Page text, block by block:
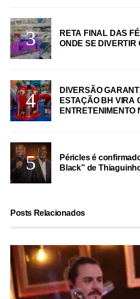
RETA FINAL DAS
ONDE SE DIVERTIR
DIVERSÃO
ESTAÇÃO BH VIRA
ENTRETENIMENTO
Péricles é
Black” de
Posts Relacionados